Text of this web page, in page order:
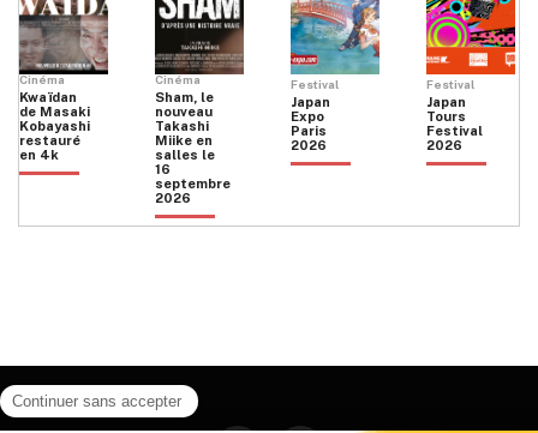
Cinéma
Kwaïdan
de Masaki
Kobayashi
restauré
en 4k
Cinéma
Sham, le
nouveau
Takashi
Miike en
salles le
16
septembre
2026
Festival
Japan
Expo
Paris
2026
Festival
Japan
Tours
Festival
2026